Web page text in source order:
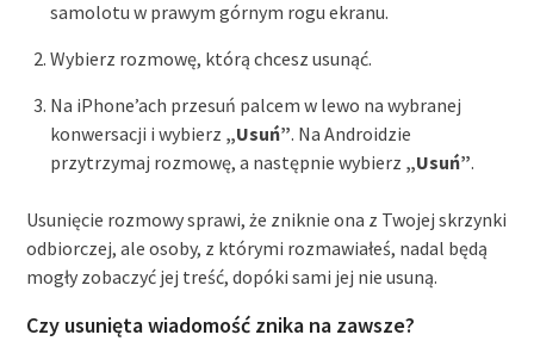
samolotu w prawym górnym rogu ekranu.
Wybierz rozmowę, którą chcesz usunąć.
Na iPhone’ach przesuń palcem w lewo na wybranej
konwersacji i wybierz „Usuń”. Na Androidzie
przytrzymaj rozmowę, a następnie wybierz „Usuń”.
Usunięcie rozmowy sprawi, że zniknie ona z Twojej skrzynki
odbiorczej, ale osoby, z którymi rozmawiałeś, nadal będą
mogły zobaczyć jej treść, dopóki sami jej nie usuną.
Czy usunięta wiadomość znika na zawsze?